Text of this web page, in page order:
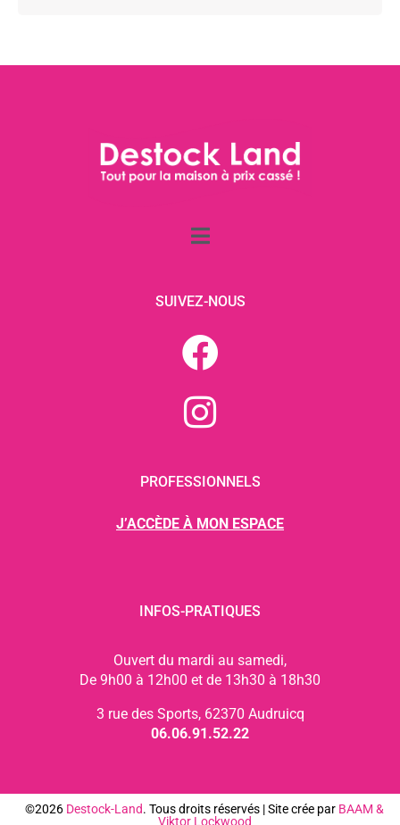
SUIVEZ-NOUS
PROFESSIONNELS
J’ACCÈDE À MON ESPACE
INFOS-PRATIQUES
Ouvert du mardi au samedi,
De 9h00 à 12h00 et de 13h30 à 18h30
3 rue des Sports, 62370 Audruicq
06.06.91.52.22
©2026 Destock-Land. Tous droits réservés | Site crée par BAAM &
Viktor Lockwood